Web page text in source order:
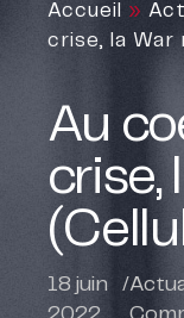
Accueil »
crise, la War
Au
crise,
18 juin
/